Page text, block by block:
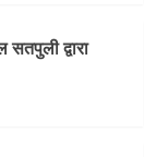
द्वारा